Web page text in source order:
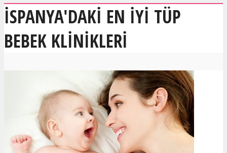
İSPANYA'DAKI EN IYI TÜP
BEBEK KLINIKLERI